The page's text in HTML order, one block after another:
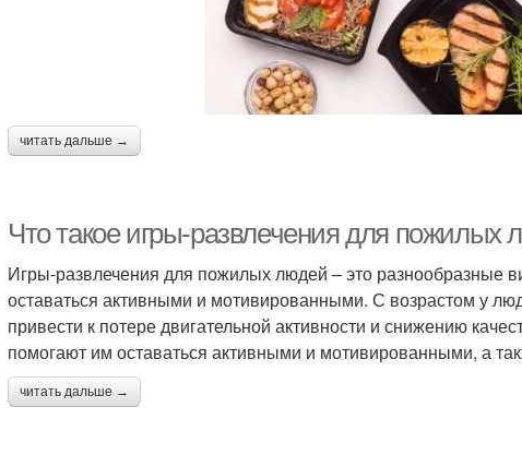
Человек с целью
людей
Комоды для пожилых
Люди с ограниченной
подвижностью
читать дальше →
Что такое игры-развлечения для пожилых
Игры-развлечения для пожилых людей – это разнообразные
оставаться активными и мотивированными. С возрастом у
привести к потере двигательной активности и снижению
помогают им оставаться активными и мотивированными, а
читать дальше →